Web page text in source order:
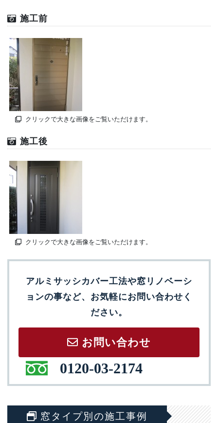
施工前
クリックで大きな画像をご覧いただけます。
施工後
クリックで大きな画像をご覧いただけます。
アルミサッシカバー工法や窓リノベーシ
ョンの事など、お気軽にお問い合わせく
ださい。
お問い合わせ
0120-03-2174
窓タイプ別の施工事例